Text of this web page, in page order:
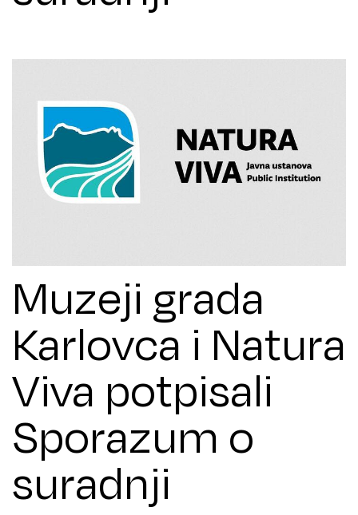
Muzeji grada
Karlovca i Natura
Viva potpisali
Sporazum o
suradnji